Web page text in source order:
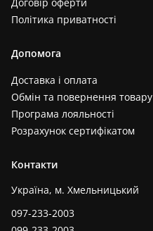
Політика приватності
Допомога
Доставка і оплата
Обмін та повернення товару
Програма лояльності
Розрахунок сертифікатом
Контакти
Україна, м. Хмельницький
097-233-2003